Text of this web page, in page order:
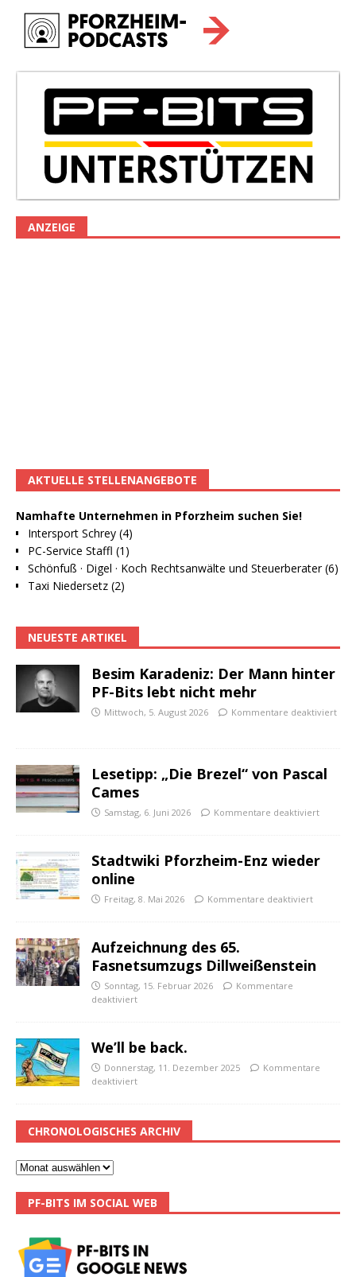
ANZEIGE
AKTUELLE STELLENANGEBOTE
Namhafte Unternehmen in Pforzheim suchen Sie!
Intersport Schrey (4)
PC-Service Staffl (1)
Schönfuß · Digel · Koch Rechtsanwälte und Steuerberater (6)
Taxi Niedersetz (2)
NEUESTE ARTIKEL
Besim Karadeniz: Der Mann hinter
PF-Bits lebt nicht mehr
Mittwoch, 5. August 2026 Kommentare deaktiviert
Lesetipp: „Die Brezel“ von Pascal
Cames
Samstag, 6. Juni 2026 Kommentare deaktiviert
Stadtwiki Pforzheim-Enz wieder
online
Freitag, 8. Mai 2026 Kommentare deaktiviert
Aufzeichnung des 65.
Fasnetsumzugs Dillweißenstein
Sonntag, 15. Februar 2026
Kommentare
deaktiviert
We’ll be back.
Donnerstag, 11. Dezember 2025
Kommentare
deaktiviert
CHRONOLOGISCHES ARCHIV
PF-BITS IM SOCIAL WEB